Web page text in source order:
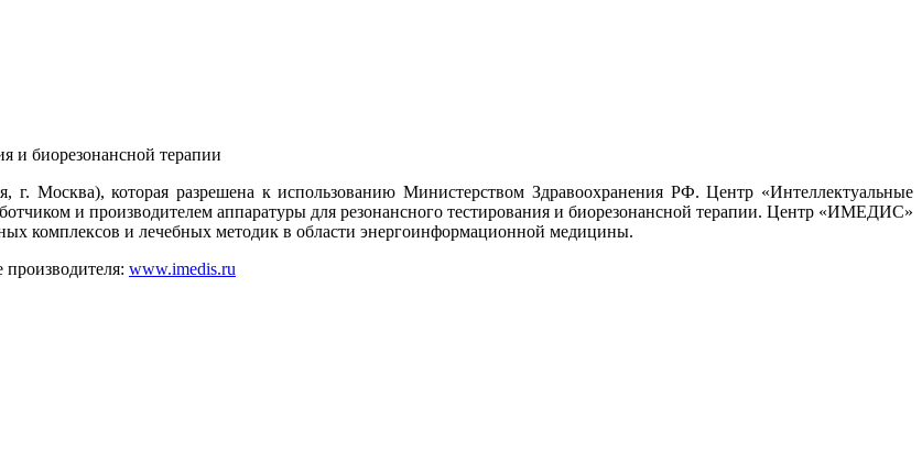
Москва), которая разрешена к использованию Министерством Здравоохранения РФ. Центр «Интеллектуальные
и производителем аппаратуры для резонансного тестирования и биорезонансной терапии. Центр «ИМЕДИС»
комплексов и лечебных методик в области энергоинформационной медицины.
www.imedis.ru